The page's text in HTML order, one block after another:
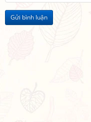
Gửi bình luận